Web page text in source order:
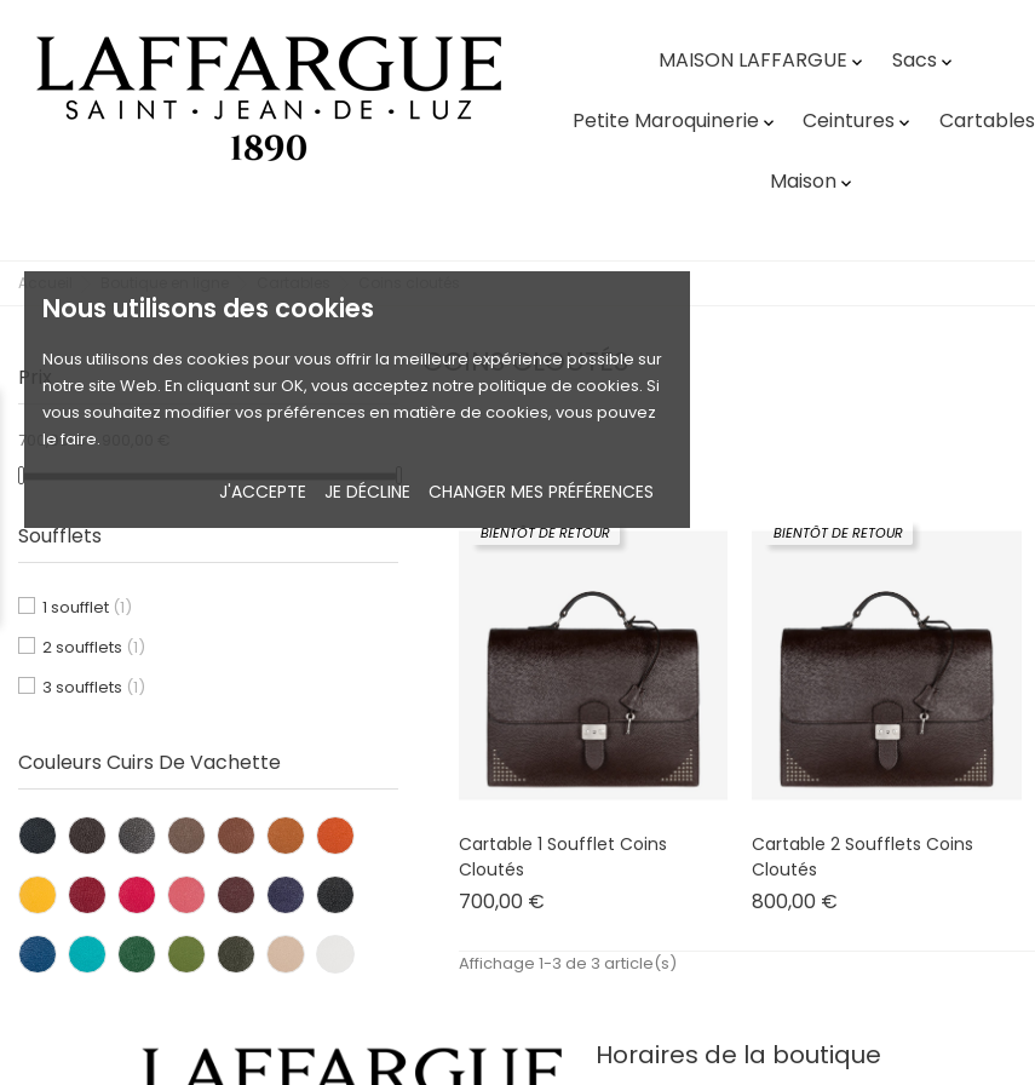
Nous utilisons des cookies
Nous utilisons des cookies pour vous offrir la meilleure expérience possible sur
notre site Web. En cliquant sur OK, vous acceptez notre politique de cookies. Si
vous souhaitez modifier vos préférences en matière de cookies, vous pouvez
le faire.
J'ACCEPTE JE DÉCLINE CHANGER MES PRÉFÉRENCES
MAISON LAFFARGUE  Sacs 
Petite Maroquinerie  Ceintures  Cartables
Maison 
Accueil
Prix
700,00 € - 900,00 €
Soufflets
1 soufflet (1)
2 soufflets (1)
3 soufflets (1)
Couleurs Cuirs De Vachette
COINS CLOUTÉS
BIENTÔT DE RETOUR
Cartable 1 Soufflet Coins
Cloutés
700,00 €Prix
BIENTÔT DE RETOUR
Cartable 2 Soufflets Coins
Cloutés
800,00 €
Affichage 1-3 de 3 article(s)
Horaires de la boutique